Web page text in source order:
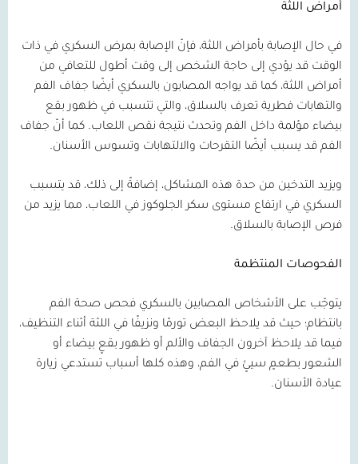
أمراض اللثة
في حال الإصابة بأمراض اللثة، فإنّ الإصابة بمرض السكري في ذات
الوقت قد يؤدي إلى حاجة الشخص إلى وقت أطول للتعافي من
أمراض اللثة، كما قد يواجه المصابون بالسكري أيضًا جفاف الفم
والتهابات فطرية تعرف بالسلاق، والتي تتسبب في ظهور بقع
بيضاء مؤلمة داخل الفم وتحدث نتيجة نقص اللعاب. كما أنّ جفاف
الفم قد يسبب أيضًا التقرحات والالتهابات وتسوس الأسنان.
ويزيد التدخين من حدة هذه المشاكل، إضافةً إلى ذلك، قد يتسبب
السكري في ارتفاع مستوى سكر الجلوكوز في اللعاب، مما يزيد من
فرص الإصابة بالسلاق.
الفحوصات المنتظمة
يتوجّب على الأشخاص المصابين بالسكري فحص صحة الفم
بانتظام؛ حيث قد يلاحظ البعض تورمًا ونزيفًا في اللثة أثناء التنظيف،
فيما قد يلاحظ آخرون الجفاف والألم أو ظهور بقعٍ بيضاء أو
الشعور بطعمٍ سيئٍ في الفم، وهذه كلها أسباب تستدعي زيارة
عيادة الأسنان.